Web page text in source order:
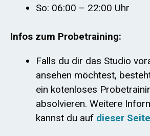
So: 06:00 – 22:00 Uhr
Infos zum Probetraining:
Falls du dir das Studio
ansehen möchtest,
ein kotenloses
absolvieren. Weitere
kannst du auf dieser Seite